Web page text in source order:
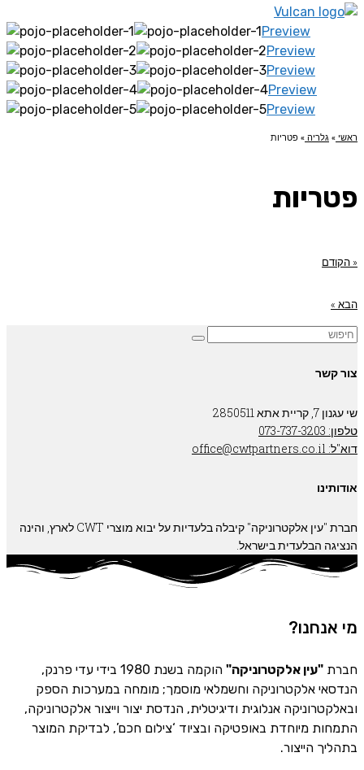
Preview
Preview
Preview
Preview
Preview
ראשי » גלריה » פטריות
פטריות
« הקודם
הבא »
צור קשר
שי עגנון 7, קריית אתא 2850511
טלפון: 073-737-3203
דוא"ל: office@cwtpartners.co.il
אודותינו
חברת "עין אלקטרוניקה" קיבלה בלעדיות על יבוא מוצרי CWT לארץ, והינה
הנציגה הבלעדית בישראל.
מי אנחנו?
חברת "עין אלקטרוניקה"
הוקמה בשנת 1980 בידי עדי פרנק,
הנדסאי אלקטרוניקה וחשמלאי מוסמך; מומחה במערכות הספק
ובאלקטרוניקה אנלוגית ודיגיטלית, הנדסת יצור וייצור אלקטרוניקה,
התמחות מיוחדת באופטיקה ובציוד ‘צילום חכם’, לבדיקת המוצר
בתהליך הייצור.